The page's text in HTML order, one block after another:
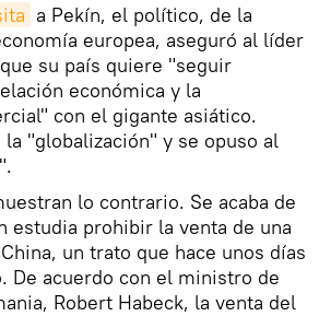
a Pekín, el político, de la
europea, aseguró al líder
su país quiere "seguir
económica y la
con el gigante asiático.
"globalización" y se opuso al
lo contrario. Se acaba de
estudia prohibir la venta de una
un trato que hace unos días
De acuerdo con el ministro de
Robert Habeck, la venta del